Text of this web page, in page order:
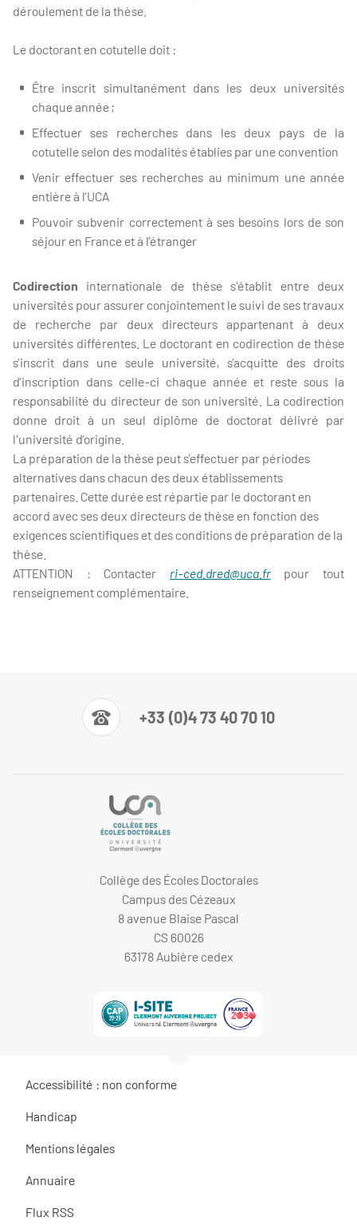
déroulement de la thèse.
Le doctorant en cotutelle doit :
Être inscrit simultanément dans les deux universités
chaque année ;
Effectuer ses recherches dans les deux pays de la
cotutelle selon des modalités établies par une convention
Venir effectuer ses recherches au minimum une année
entière à l’UCA
Pouvoir subvenir correctement à ses besoins lors de son
séjour en France et à l’étranger
Codirection internationale de thèse s'établit entre deux
universités pour assurer conjointement le suivi de ses travaux
de recherche par deux directeurs appartenant à deux
universités différentes. Le doctorant en codirection de thèse
s’inscrit dans une seule université, s’acquitte des droits
d’inscription dans celle-ci chaque année et reste sous la
responsabilité du directeur de son université. La codirection
donne droit à un seul diplôme de doctorat délivré par
l'université d’origine.
La préparation de la thèse peut s’effectuer par périodes
alternatives dans chacun des deux établissements
partenaires. Cette durée est répartie par le doctorant en
accord avec ses deux directeurs de thèse en fonction des
exigences scientifiques et des conditions de préparation de la
thèse.
ATTENTION : Contacter ri-ced.dred@uca.frpour tout
renseignement complémentaire.
+33 (0)4 73 40 70 10
Collège des Écoles Doctorales
Campus des Cézeaux
8 avenue Blaise Pascal
CS 60026
63178 Aubière cedex
Accessibilité : non conforme
Handicap
Mentions légales
Annuaire
Flux RSS